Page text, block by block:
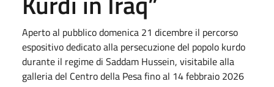
Aperto al pubblico domenica 21 dicembre il percorso
espositivo dedicato alla persecuzione del popolo kurdo
durante il regime di Saddam Hussein, visitabile alla
galleria del Centro della Pesa fino al 14 febbraio 2026